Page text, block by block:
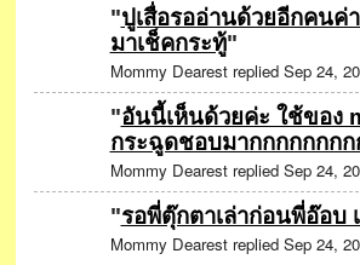
"ปูเสื่อรออ่านด้วยอีกคนค่
มาเช็คกระทู้"
Mommy Dearest replied Sep 24,
"อันนี้เห็นด้วยค่ะ ใช้ของ
กระฉูดชอบมากกกกกกก
Mommy Dearest replied Sep 24,
"รอพี่ตุ๊กตาเล่าก่อนพี่อ๊อบ
Mommy Dearest replied Sep 24,